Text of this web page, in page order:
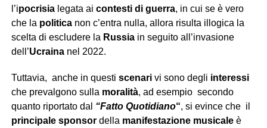
l’ipocrisialegata ai contesti di guerra, in cui se è vero
che la politicanon c’entra nulla, allora risulta illogica la
scelta di escludere la Russiain seguito all’invasione
dell’Ucrainanel 2022.
Tuttavia, anche in questi scenarivi sono degli interessi
che prevalgono sulla moralità, ad esempio secondo
quanto riportato dal “Fatto Quotidiano“, si evince che il
principale sponsordella manifestazione musicaleè